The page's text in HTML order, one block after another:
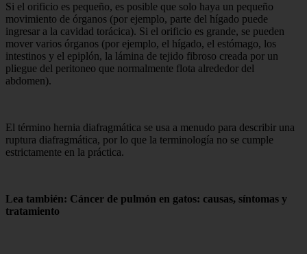
Si el orificio es pequeño, es posible que solo haya un pequeño
movimiento de órganos (por ejemplo, parte del hígado puede
ingresar a la cavidad torácica). Si el orificio es grande, se pueden
mover varios órganos (por ejemplo, el hígado, el estómago, los
intestinos y el epiplón, la lámina de tejido fibroso creada por un
pliegue del peritoneo que normalmente flota alrededor del
abdomen).
El término hernia diafragmática se usa a menudo para describir una
ruptura diafragmática, por lo que la terminología no se cumple
estrictamente en la práctica.
Lea también: Cáncer de pulmón en gatos: causas, síntomas y
tratamiento